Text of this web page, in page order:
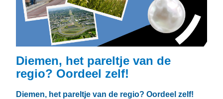
Diemen, het pareltje van de
regio? Oordeel zelf!
Diemen, het pareltje van de regio? Oordeel zelf!